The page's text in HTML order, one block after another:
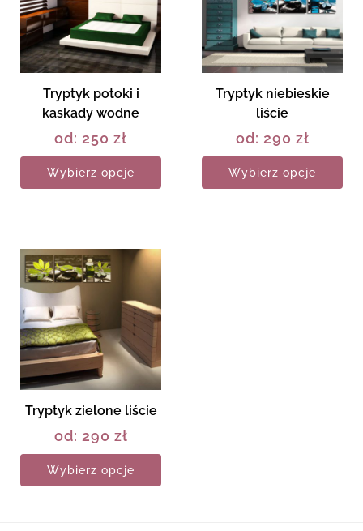
Tryptyk potoki i
kaskady wodne
od: 250 zł
Wybierz opcje
Tryptyk niebieskie
liście
od: 290 zł
Wybierz opcje
Tryptyk zielone liście
od: 290 zł
Wybierz opcje